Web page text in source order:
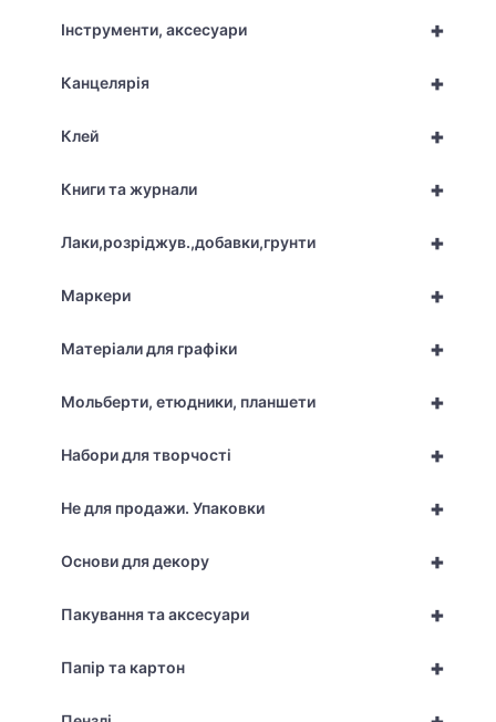
+
Інструменти, аксесуари
+
Канцелярія
+
Клей
+
Книги та журнали
+
Лаки,розріджув.,добавки,грунти
+
Маркери
+
Матеріали для графіки
+
Мольберти, етюдники, планшети
+
Набори для творчості
+
Не для продажи. Упаковки
+
Основи для декору
+
Пакування та аксесуари
+
Папір та картон